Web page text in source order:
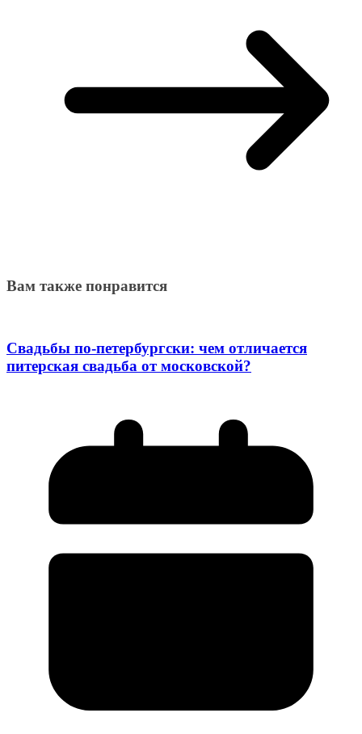
Вам также понравится
Свадьбы по-петербургски: чем отличается
питерская свадьба от московской?